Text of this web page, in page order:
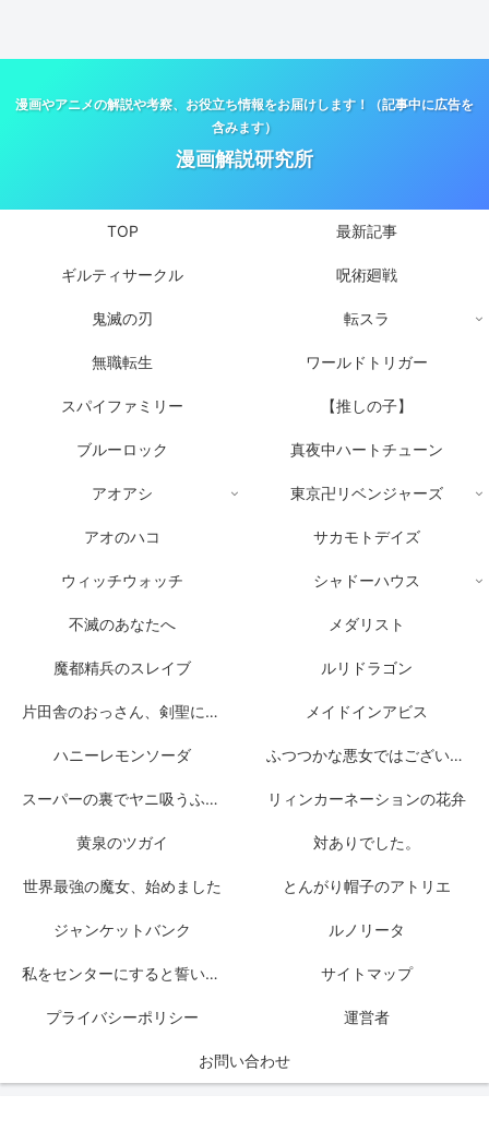
漫画やアニメの解説や考察、お役立ち情報をお届けします！（記事中に広告を
含みます）
漫画解説研究所
TOP 最新記事
ギルティサークル 呪術廻戦
鬼滅の刃 転スラ
無職転生 ワールドトリガー
スパイファミリー 【推しの子】
ブルーロック 真夜中ハートチューン
アオアシ 東京卍リベンジャーズ
アオのハコ サカモトデイズ
ウィッチウォッチ シャドーハウス
不滅のあなたへ メダリスト
魔都精兵のスレイブ ルリドラゴン
片田舎のおっさん、剣聖になる メイドインアビス
ハニーレモンソーダ ふつつかな悪女ではございますが
スーパーの裏でヤニ吸うふたり リィンカーネーションの花弁
黄泉のツガイ 対ありでした。
世界最強の魔女、始めました とんがり帽子のアトリエ
ジャンケットバンク ルノリータ
私をセンターにすると誓いますか？ サイトマップ
プライバシーポリシー 運営者
お問い合わせ